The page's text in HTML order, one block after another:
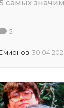
самых
5